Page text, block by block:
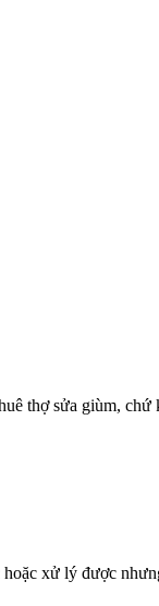
thợ sửa giùm,
xử lý được